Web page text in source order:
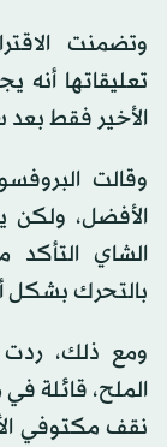
وتضمنت
تعليقاتها
الأخير فقط
وقالت
الأفضل،
الشاي
بالتحرك بشكل
ومع ذلك، ردت
الملح، قائلة
نقف مكتوفي